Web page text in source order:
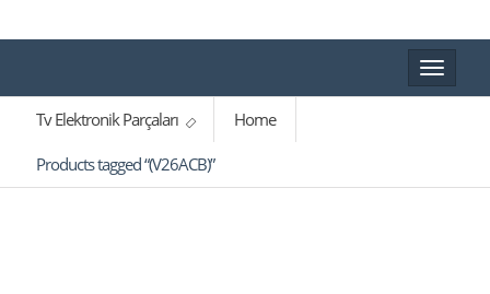
Toggle
Tv Elektronik Parçaları
Home
Products tagged “(V26ACB)”